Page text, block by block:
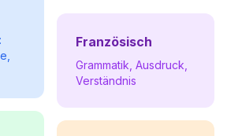
Französisch
Grammatik, Ausdruck,
Verständnis